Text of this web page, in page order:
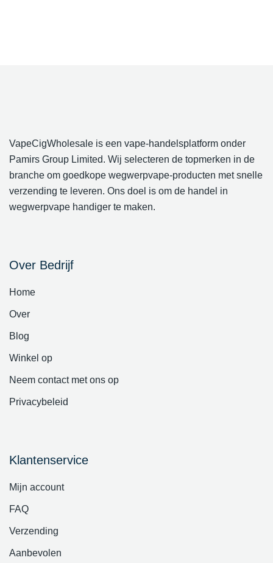
VapeCigWholesale is een vape-handelsplatform onder
Pamirs Group Limited. Wij selecteren de topmerken in de
branche om goedkope wegwerpvape-producten met snelle
verzending te leveren. Ons doel is om de handel in
wegwerpvape handiger te maken.
Over Bedrijf
Home
Over
Blog
Winkel op
Neem contact met ons op
Privacybeleid
Klantenservice
Mijn account
FAQ
Verzending
Aanbevolen